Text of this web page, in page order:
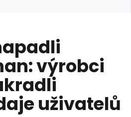
výrobci
uživatelů